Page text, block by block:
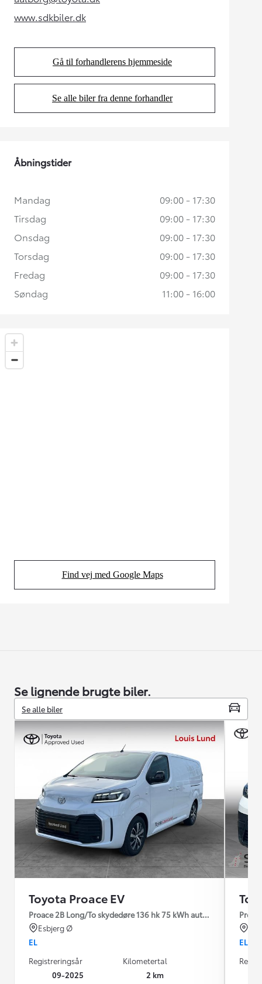
(Opens in new tab)
www.sdkbiler.dk(Opens in new tab)
Gå til forhandlerens hjemmeside
(Opens in new tab)
Se alle biler fra denne forhandler
(Opens in new tab)
Find vej med Google Maps
(Opens in new tab)
Åbningstider
Mandag
09:00 - 17:30
Tirsdag
09:00 - 17:30
Onsdag
09:00 - 17:30
Torsdag
09:00 - 17:30
Fredag
09:00 - 17:30
Søndag
11:00 - 16:00
Se lignende brugte biler.
Se alle biler
Toyota Proace EV
Proace 2B Long/To skydedøre 136 hk 75 kWh aut. gear Comfort
Esbjerg Ø
EL
Registreringsår
09-2025
Kilometertal
2 km
EL